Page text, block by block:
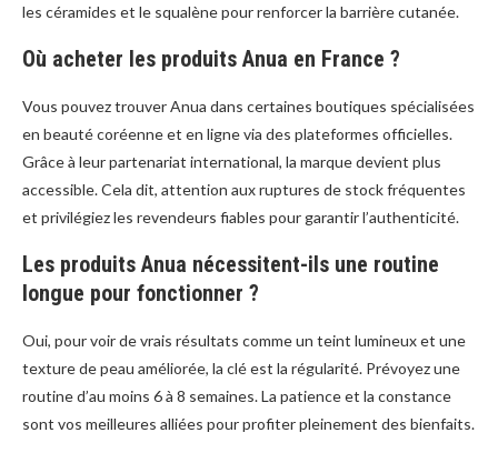
les céramides et le squalène pour renforcer la barrière cutanée.
Où acheter les produits Anua en France ?
Vous pouvez trouver Anua dans certaines boutiques spécialisées
en beauté coréenne et en ligne via des plateformes officielles.
Grâce à leur partenariat international, la marque devient plus
accessible. Cela dit, attention aux ruptures de stock fréquentes
et privilégiez les revendeurs fiables pour garantir l’authenticité.
Les produits Anua nécessitent-ils une routine
longue pour fonctionner ?
Oui, pour voir de vrais résultats comme un teint lumineux et une
texture de peau améliorée, la clé est la régularité. Prévoyez une
routine d’au moins 6 à 8 semaines. La patience et la constance
sont vos meilleures alliées pour profiter pleinement des bienfaits.